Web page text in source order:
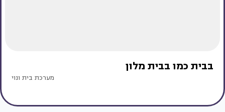
בבית כמו בבית מלון
מערכת בית ונוי